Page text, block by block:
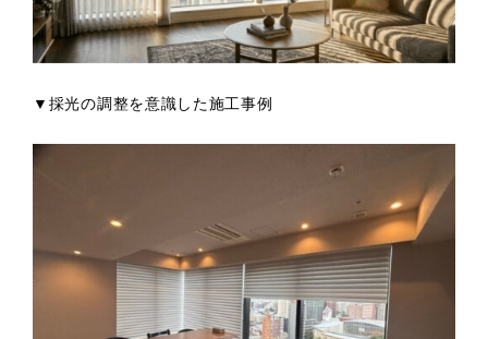
▼採光の調整を意識した施工事例